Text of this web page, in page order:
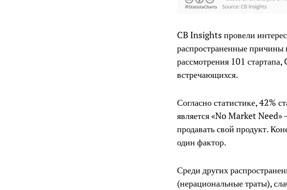
CB Insights провели
распространенные причины
рассмотрения 101
встречающихся.
Согласно статистике, 42%
является «No Market Need»
продавать свой продукт.
один фактор.
Среди других
(нерациональные траты),